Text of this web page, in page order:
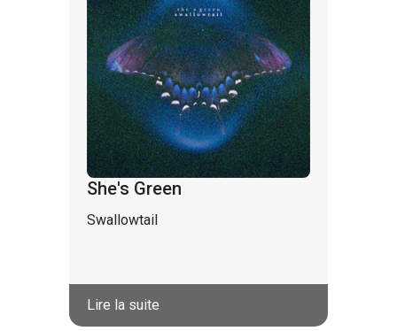
She's Green
Swallowtail
Lire la suite